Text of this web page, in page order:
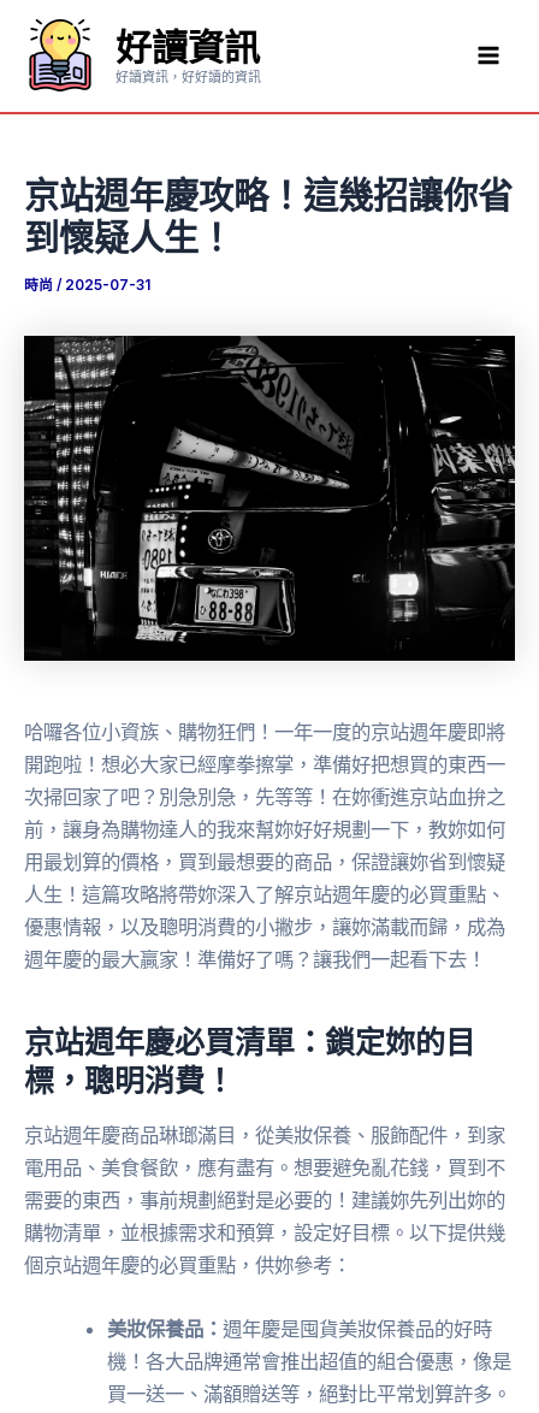
要
好讀資訊
好讀資訊，好好讀的資訊
京站週年慶攻略！這幾招讓你省
到懷疑人生！
時尚 / 2025-07-31
哈囉各位小資族、購物狂們！一年一度的京站週年慶即將
開跑啦！想必大家已經摩拳擦掌，準備好把想買的東西一
次掃回家了吧？別急別急，先等等！在妳衝進京站血拚之
前，讓身為購物達人的我來幫妳好好規劃一下，教妳如何
用最划算的價格，買到最想要的商品，保證讓妳省到懷疑
人生！這篇攻略將帶妳深入了解京站週年慶的必買重點、
優惠情報，以及聰明消費的小撇步，讓妳滿載而歸，成為
週年慶的最大贏家！準備好了嗎？讓我們一起看下去！
京站週年慶必買清單：鎖定妳的目
標，聰明消費！
京站週年慶商品琳瑯滿目，從美妝保養、服飾配件，到家
電用品、美食餐飲，應有盡有。想要避免亂花錢，買到不
需要的東西，事前規劃絕對是必要的！建議妳先列出妳的
購物清單，並根據需求和預算，設定好目標。以下提供幾
個京站週年慶的必買重點，供妳參考：
美妝保養品：週年慶是囤貨美妝保養品的好時
機！各大品牌通常會推出超值的組合優惠，像是
買一送一、滿額贈送等，絕對比平常划算許多。